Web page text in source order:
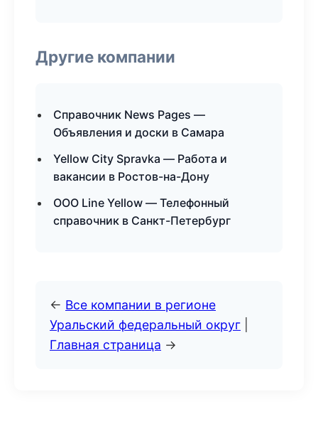
Другие компании
Справочник News Pages —
Объявления и доски в Самара
Yellow City Spravka — Работа и
вакансии в Ростов-на-Дону
ООО Line Yellow — Телефонный
справочник в Санкт-Петербург
← Все компании в регионе
Уральский федеральный округ
Главная страница →